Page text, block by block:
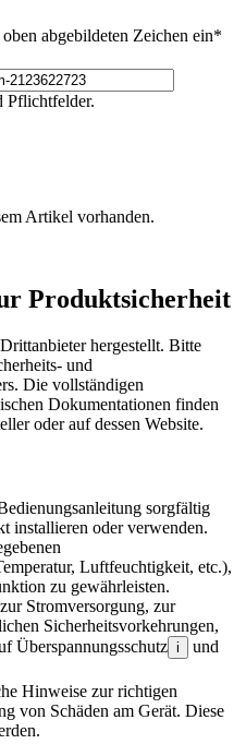
abgebildeten Zeichen ein*
Pflichtfelder.
Artikel vorhanden.
Produktsicherheit
hergestellt. Bitte
und
Die vollständigen
Dokumentationen finden
oder auf dessen Website.
sorgfältig
installieren oder verwenden.
Luftfeuchtigkeit, etc.),
zu gewährleisten.
Stromversorgung, zur
Sicherheitsvorkehrungen,
Überspannungsschutz i
und
Hinweise zur richtigen
von Schäden am Gerät. Diese